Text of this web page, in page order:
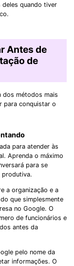
deles quando tiver
Antes de
de
dos métodos mais
para conquistar o
para atender às
Aprenda o máximo
para se
produtiva.
a organização e a
que simplesmente
no Google. O
de funcionários e
antes da
pelo nome da
informações. O